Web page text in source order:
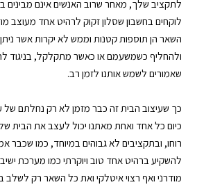
לתקציב שלך, מאחר שרוב האנשים אינם מבינים
לוקחים בחשבון שסלון זקוק לרהיט אחד מעוצב
השאר הן תוספות קטנות וממש לא יקרות אשר
ולהחליף כשמשעמם או כאשר מתקלקל, בניגוד
שאמורים לשמש אותנו לזמן רב.
כך שעיצוב הבית זה כבר מזמן לא רק נחלתם של
כיום כל אחד ואחת מאתנו יכול לעצב את הבית
רוחו, ובתקציבים לא גבוהים במיוחד, כמו שכבר
להשקיע ברהיט אחד טוב ויוקרתי כמו מערכת
מודרני ואף רצוי איטלקי ואת כל השאר רק לשלב